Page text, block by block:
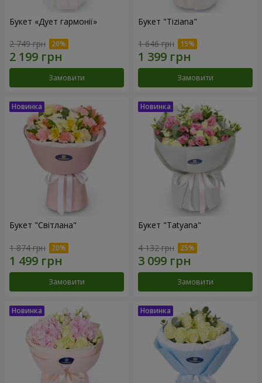
Букет «Дует гармонії»
2 749 грн
Замовити
Букет "Tiziana"
1 646 грн
Замовити
Букет "Світлана"
1 874 грн
Замовити
Букет "Tatyana"
4 132 грн
Замовити